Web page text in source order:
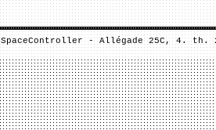
SpaceController - Allégade 25C, 4.